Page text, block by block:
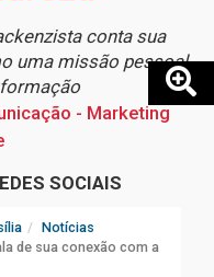
conta sua
uma missão pessoal
- Marketing
SOCIAIS
Notícias
de sua conexão com a